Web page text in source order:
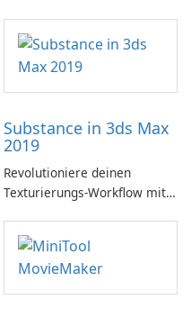
Substance in 3ds Max
2019
Revolutioniere deinen
Texturierungs-Workflow mit